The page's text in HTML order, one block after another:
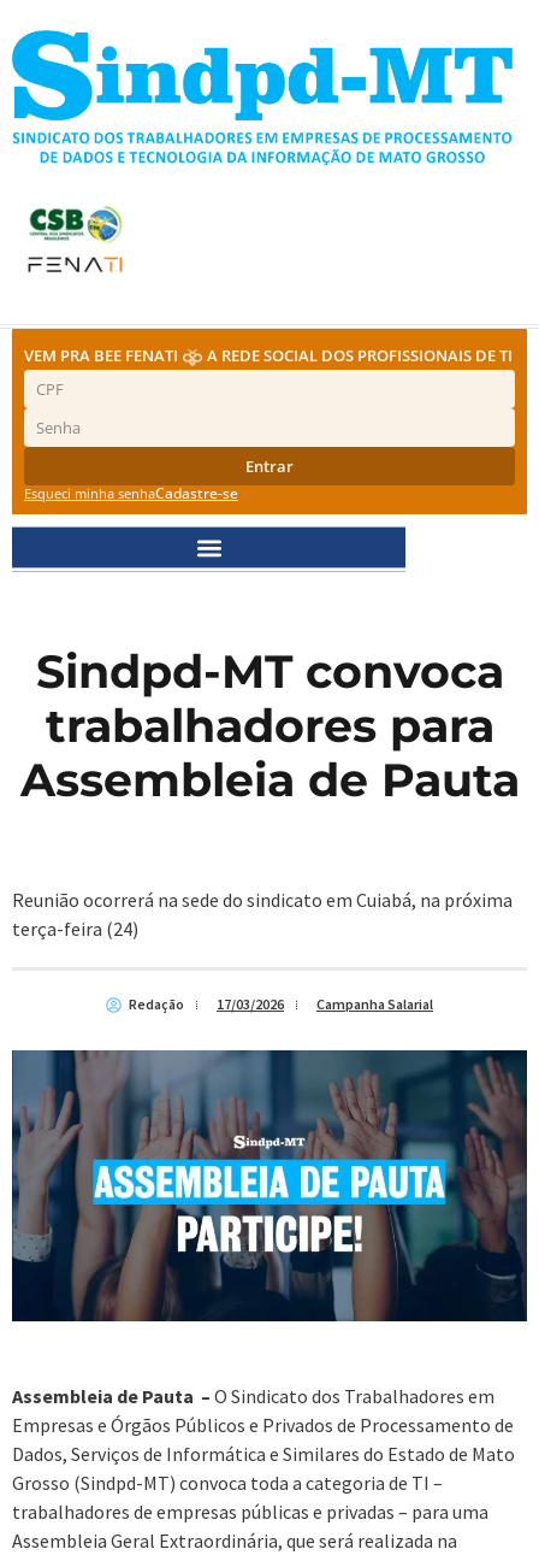
para
conteúdo
VEM PRA BEE FENATI A REDE SOCIAL DOS PROFISSIONAIS DE TI
Entrar
Esqueci minha senhaCadastre-se
Sindpd-MT convoca
trabalhadores para
Assembleia de Pauta
Reunião ocorrerá na sede do sindicato em Cuiabá, na próxima
terça-feira (24)
Redação 17/03/2026 Campanha Salarial
Assembleia de Pauta – O Sindicato dos Trabalhadores em
Empresas e Órgãos Públicos e Privados de Processamento de
Dados, Serviços de Informática e Similares do Estado de Mato
Grosso (Sindpd-MT) convoca toda a categoria de TI –
trabalhadores de empresas públicas e privadas – para uma
Assembleia Geral Extraordinária, que será realizada na